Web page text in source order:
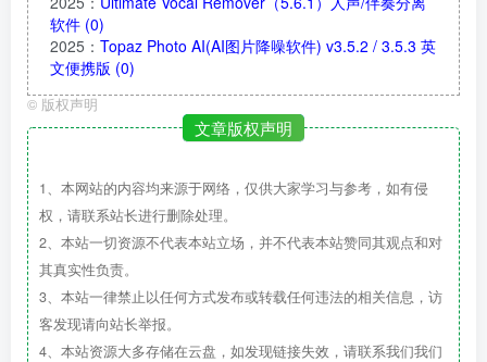
软件 (0)
2025 ： Topaz Photo AI(AI图片降噪软件) v3.5.2 / 3.5.3 英
文便携版 (0)
© 版权声明
文章版权声明
1、本网站的内容均来源于网络，仅供大家学习与参考，如有侵
权，请联系站长进行删除处理。
2、本站一切资源不代表本站立场，并不代表本站赞同其观点和对
其真实性负责。
3、本站一律禁止以任何方式发布或转载任何违法的相关信息，访
客发现请向站长举报。
4、本站资源大多存储在云盘，如发现链接失效，请联系我们我们